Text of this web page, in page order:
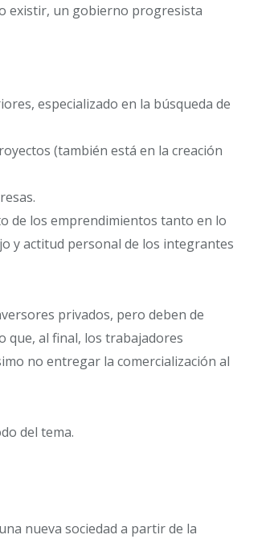
existir, un gobierno progresista
especializado en la búsqueda de
(también está en la creación
de los emprendimientos tanto en lo
y actitud personal de los integrantes
privados, pero deben de
que, al final, los trabajadores
no entregar la comercialización al
del tema.
nueva sociedad a partir de la